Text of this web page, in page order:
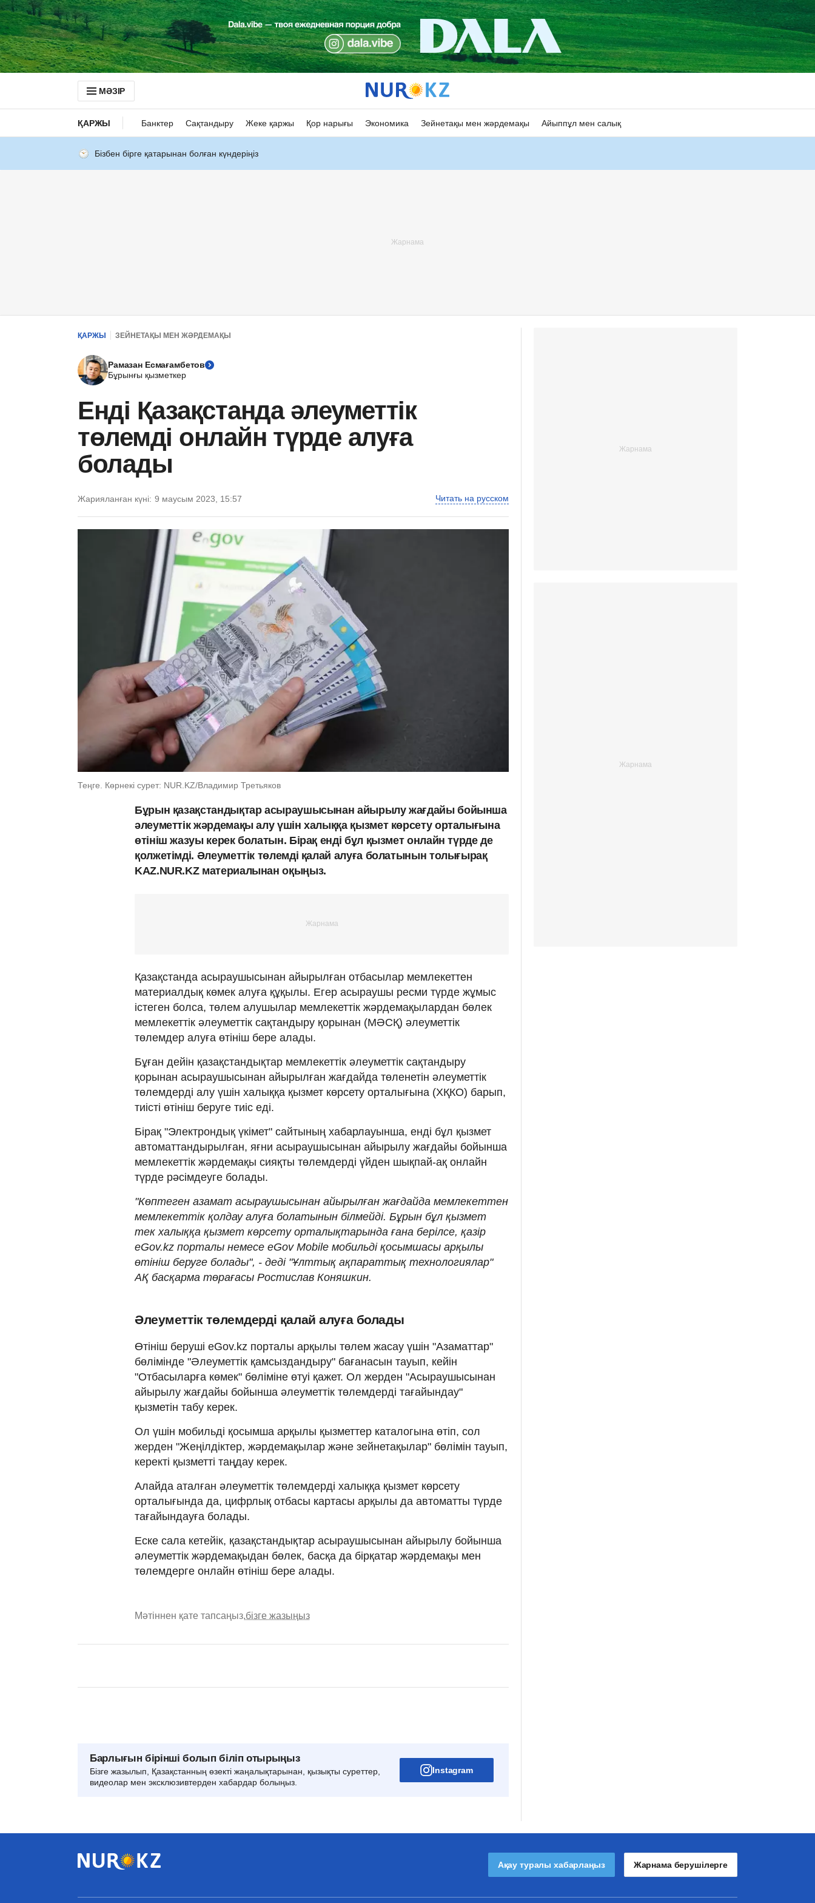
МӘЗІР
ҚАРЖЫ Банктер Сақтандыру Жеке қаржы Қор нарығы Экономика Зейнетақы мен жәрдемақы Айыппұл мен салық
Бізбен бірге қатарынан болған күндеріңіз
ҚАРЖЫ ЗЕЙНЕТАҚЫ МЕН ЖӘРДЕМАҚЫ
Рамазан Есмағамбетов
Бұрынғы қызметкер
Енді Қазақстанда әлеуметтік
төлемді онлайн түрде алуға
болады
Жарияланған күні: 9 маусым 2023, 15:57 Читать на русском
Теңге. Көрнекі сурет: NUR.KZ/Владимир Третьяков
Бұрын қазақстандықтар асыраушысынан айырылу жағдайы бойынша
әлеуметтік жәрдемақы алу үшін халыққа қызмет көрсету орталығына
өтініш жазуы керек болатын. Бірақ енді бұл қызмет онлайн түрде де
қолжетімді. Әлеуметтік төлемді қалай алуға болатынын толығырақ
KAZ.NUR.KZ материалынан оқыңыз.
Қазақстанда асыраушысынан айырылған отбасылар мемлекеттен
материалдық көмек алуға құқылы. Егер асыраушы ресми түрде жұмыс
істеген болса, төлем алушылар мемлекеттік жәрдемақылардан бөлек
мемлекеттік әлеуметтік сақтандыру қорынан (МӘСҚ) әлеуметтік
төлемдер алуға өтініш бере алады.
Бұған дейін қазақстандықтар мемлекеттік әлеуметтік сақтандыру
қорынан асыраушысынан айырылған жағдайда төленетін әлеуметтік
төлемдерді алу үшін халыққа қызмет көрсету орталығына (ХҚКО) барып,
тиісті өтініш беруге тиіс еді.
Бірақ "Электрондық үкімет" сайтының хабарлауынша, енді бұл қызмет
автоматтандырылған, яғни асыраушысынан айырылу жағдайы бойынша
мемлекеттік жәрдемақы сияқты төлемдерді үйден шықпай-ақ онлайн
түрде рәсімдеуге болады.
"Көптеген азамат асыраушысынан айырылған жағдайда мемлекеттен
мемлекеттік қолдау алуға болатынын білмейді. Бұрын бұл қызмет
тек халыққа қызмет көрсету орталықтарында ғана берілсе, қазір
eGov.kz порталы немесе eGov Mobile мобильді қосымшасы арқылы
өтініш беруге болады", - деді "Ұлттық ақпараттық технологиялар"
АҚ басқарма төрағасы Ростислав Коняшкин.
Әлеуметтік төлемдерді қалай алуға болады
Өтініш беруші eGov.kz порталы арқылы төлем жасау үшін "Азаматтар"
бөлімінде "Әлеуметтік қамсыздандыру" бағанасын тауып, кейін
"Отбасыларға көмек" бөліміне өтуі қажет. Ол жерден "Асыраушысынан
айырылу жағдайы бойынша әлеуметтік төлемдерді тағайындау"
қызметін табу керек.
Ол үшін мобильді қосымша арқылы қызметтер каталогына өтіп, сол
жерден "Жеңілдіктер, жәрдемақылар және зейнетақылар" бөлімін тауып,
керекті қызметті таңдау керек.
Алайда аталған әлеуметтік төлемдерді халыққа қызмет көрсету
орталығында да, цифрлық отбасы картасы арқылы да автоматты түрде
тағайындауға болады.
Еске сала кетейік, қазақстандықтар асыраушысынан айырылу бойынша
әлеуметтік жәрдемақыдан бөлек, басқа да бірқатар жәрдемақы мен
төлемдерге онлайн өтініш бере алады.
Мәтіннен қате тапсаңыз,бізге жазыңыз
Барлығын бірінші болып біліп отырыңыз
Бізге жазылып, Қазақстанның өзекті жаңалықтарынан, қызықты суреттер,
видеолар мен эксклюзивтерден хабардар болыңыз.
Instagram
Ақау туралы хабарлаңыз Жарнама берушілерге